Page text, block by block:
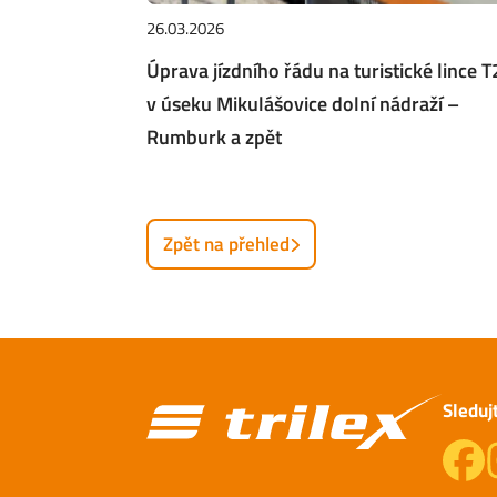
26.03.2026
Úprava jízdního řádu na turistické lince
v úseku Mikulášovice dolní nádraží –
Rumburk a zpět
Zpět na přehled